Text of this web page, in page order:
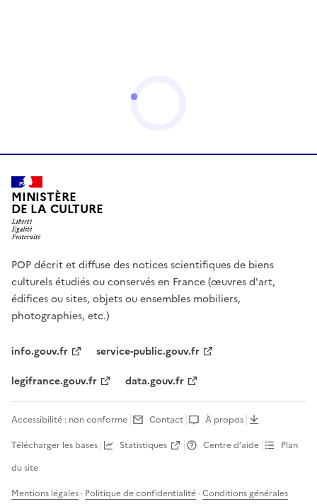
MINISTÈRE
DE LA CULTURE
POP décrit et diffuse des notices scientifiques de biens
culturels étudiés ou conservés en France (œuvres d'art,
édifices ou sites, objets ou ensembles mobiliers,
photographies, etc.)
info.gouv.fr
service-public.gouv.fr
legifrance.gouv.fr
data.gouv.fr
Accessibilité : non conforme Contact
À propos
Télécharger les bases
Statistiques Centre d’aide
Plan
du site
Mentions légales · Politique de confidentialité ·Conditions générales